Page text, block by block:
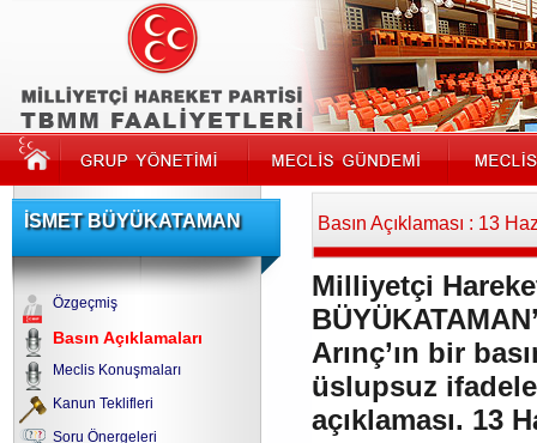
İSMET BÜYÜKATAMAN
Özgeçmiş
Basın Açıklamaları
Meclis Konuşmaları
Kanun Teklifleri
Soru Önergeleri
Basın Açıklaması : 13
Milliyetçi
Arınç’ın bir
üslupsuz
açıklaması. 13